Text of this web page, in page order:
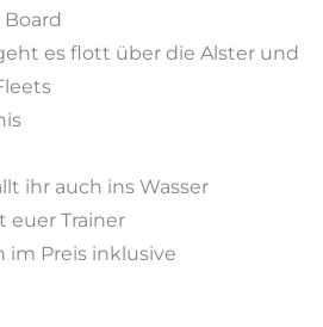
Board
es flott über die Alster und
ihr auch ins Wasser
euer Trainer
Preis inklusive